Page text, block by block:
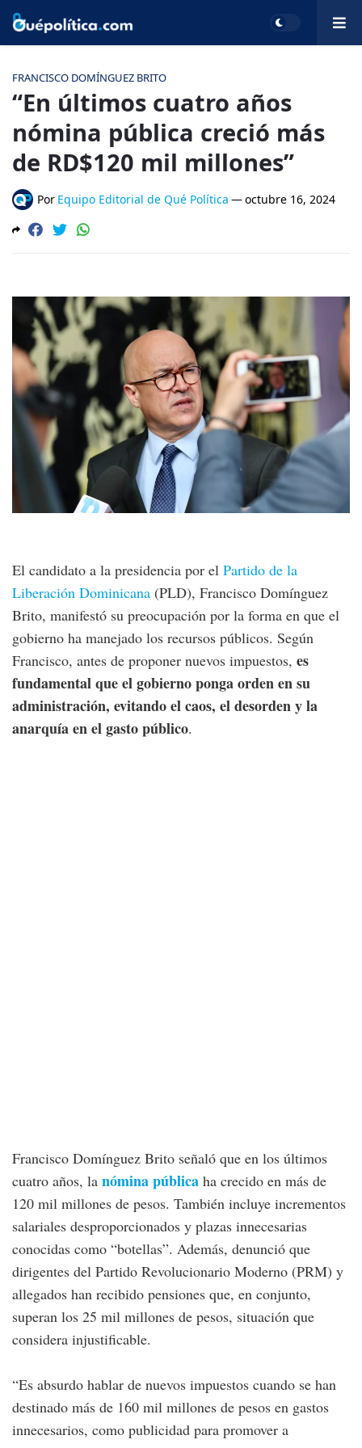
FRANCISCO DOMÍNGUEZ BRITO
“En últimos cuatro años
nómina pública creció más
de RD$120 mil millones”
Por Equipo Editorial de Qué Política —octubre 16, 2024
El candidato a la presidencia por el Partido de la
Liberación Dominicana (PLD), Francisco Domínguez
Brito, manifestó su preocupación por la forma en que el
gobierno ha manejado los recursos públicos. Según
Francisco, antes de proponer nuevos impuestos, es
fundamental que el gobierno ponga orden en su
administración, evitando el caos, el desorden y la
anarquía en el gasto público.
Francisco Domínguez Brito señaló que en los últimos
cuatro años, la nómina pública ha crecido en más de
120 mil millones de pesos. También incluye incrementos
salariales desproporcionados y plazas innecesarias
conocidas como “botellas”. Además, denunció que
dirigentes del Partido Revolucionario Moderno (PRM) y
allegados han recibido pensiones que, en conjunto,
superan los 25 mil millones de pesos, situación que
considera injustificable.
“Es absurdo hablar de nuevos impuestos cuando se han
destinado más de 160 mil millones de pesos en gastos
innecesarios, como publicidad para promover a